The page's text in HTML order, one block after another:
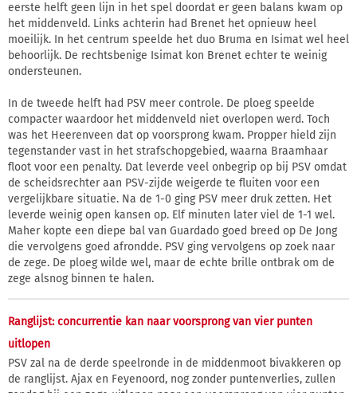
eerste helft geen lijn in het spel doordat er geen balans kwam op
het middenveld. Links achterin had Brenet het opnieuw heel
moeilijk. In het centrum speelde het duo Bruma en Isimat wel heel
behoorlijk. De rechtsbenige Isimat kon Brenet echter te weinig
ondersteunen.
In de tweede helft had PSV meer controle. De ploeg speelde
compacter waardoor het middenveld niet overlopen werd. Toch
was het Heerenveen dat op voorsprong kwam. Propper hield zijn
tegenstander vast in het strafschopgebied, waarna Braamhaar
floot voor een penalty. Dat leverde veel onbegrip op bij PSV omdat
de scheidsrechter aan PSV-zijde weigerde te fluiten voor een
vergelijkbare situatie. Na de 1-0 ging PSV meer druk zetten. Het
leverde weinig open kansen op. Elf minuten later viel de 1-1 wel.
Maher kopte een diepe bal van Guardado goed breed op De Jong
die vervolgens goed afrondde. PSV ging vervolgens op zoek naar
de zege. De ploeg wilde wel, maar de echte brille ontbrak om de
zege alsnog binnen te halen.
Ranglijst: concurrentie kan naar voorsprong van vier punten
uitlopen
PSV zal na de derde speelronde in de middenmoot bivakkeren op
de ranglijst. Ajax en Feyenoord, nog zonder puntenverlies, zullen